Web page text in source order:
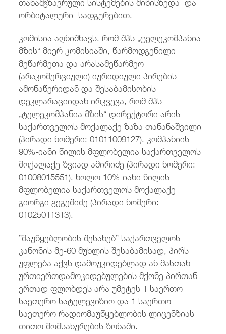
ორბიტალური სადგურებით.
კომისია აღნიშნავს, რომ შპს „ტელეკომპანია
მზის“ მიერ კომისიაში, წარმოდგენილი
მეწარმეთა და არასამეწარმეო
(არაკომერციული) იურიდიული პირების
ამონაწერიდან და შესაბამისობის
დეკლარაციიდან ირკვევა, რომ შპს
„ტელეკომპანია მზის“ დირექტორი არის
საქართველოს მოქალაქე ზაზა თანანაშვილი
(პირადი ნომერი: 01011009127), კომპანიის
90%-იანი წილის მფლობელია საქართველოს
მოქალაქე ზვიად ამირიძე (პირადი ნომერი:
01008015551), ხოლო 10%-იანი წილის
მფლობელია საქართველოს მოქალაქე
გიორგი გეგეშიძე (პირადი ნომერი:
01025011313).
”მაუწყებლობის შესახებ” საქართველოს
კანონის მე-60 მუხლის შესაბამისად, პირს
უფლება აქვს დამოუკიდებლად ან მასთან
ურთიერთდამოკიდებულების მქონე პირთან
ერთად ფლობდეს არა უმეტეს 1 საერთო
საეთერო სატელევიზიო და 1 საერთო
საეთერო რადიომაუწყებლობის ლიცენზიას
თითო მომსახურების ზონაში.